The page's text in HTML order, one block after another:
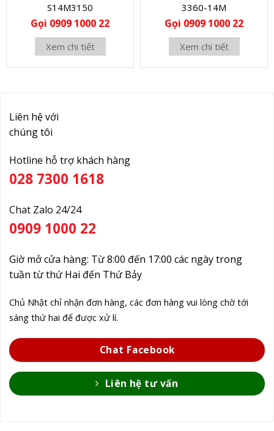
S14M3150
Gọi 0909 1000 22
Xem chi tiết
3360-14M
Gọi 0909 1000 22
Xem chi tiết
Liên hệ với
chúng tôi
Hotline hỗ trợ khách hàng
028 7300 1618
Chat Zalo 24/24
0909 1000 22
Giờ mở cửa hàng: Từ 8:00 đến 17:00 các ngày trong
tuần từ thứ Hai đến Thứ Bảy
Chủ Nhật chỉ nhận đơn hàng, các đơn hàng vui lòng chờ tới
sáng thứ hai để được xử lí.
Chat Facebook
Liên hệ tư vấn